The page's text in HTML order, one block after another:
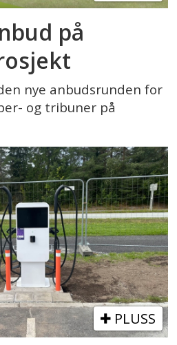
på
nye anbudsrunden for
og tribuner på
PLUSS